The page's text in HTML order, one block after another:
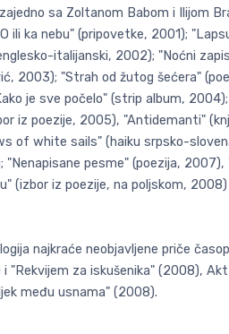
sa Zoltanom Babom i Ilijom
ka nebu" (pripovetke, 2001);
italijanski, 2002); "Noćni
2003); "Strah od žutog šećera"
je sve počelo" (strip album,
iz poezije, 2005), "Antidemanti"
of white sails" (haiku srpsko-
pesme" (poezija, 2007),
(izbor iz poezije, na poljskom, 2008)
najkraće neobjavljene priče
za iskušenika" (2008),
među usnama" (2008).